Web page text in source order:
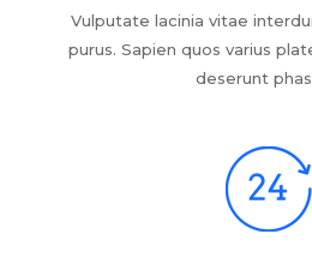
Vulputate lacinia vitae
purus. Sapien quos varius
deserunt